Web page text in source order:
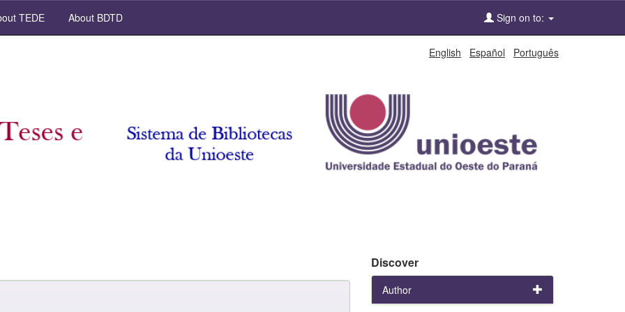
TEDE About BDTD Sign on to:
English Español Português
Discover
Author